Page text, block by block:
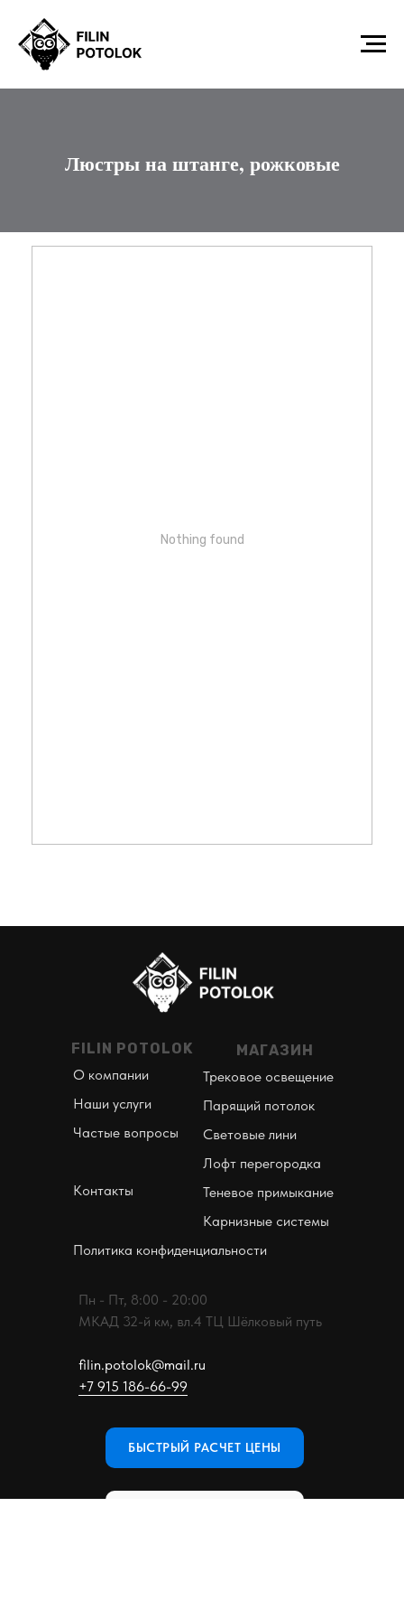
Люстры на штанге, рожковые
Nothing found
FILIN POTOLOK
О компании
Наши услуги
Частые вопросы
Контакты
МАГАЗИН
Трековое освещение
Парящий потолок
Световые лини
Лофт перегородка
Теневое примыкание
Пн - Пт, 8:00 - 20:00
МКАД 32-й км, вл.4 ТЦ Шёлковый путь
filin.potolok@mail.ru
+7 915 186-66-99
БЫСТРЫЙ РАСЧЕТ ЦЕНЫ
Политика конфиденциальности
Карнизные системы